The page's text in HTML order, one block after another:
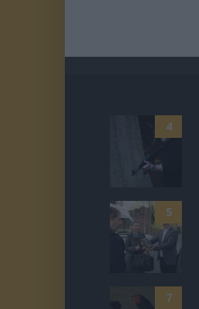
4
5
7